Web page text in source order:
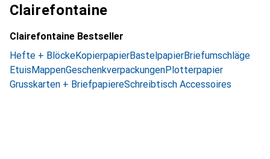
Clairefontaine
Clairefontaine Bestseller
Hefte + BlöckeKopierpapierBastelpapierBriefumschläge
EtuisMappenGeschenkverpackungenPlotterpapier
Grusskarten + BriefpapiereSchreibtisch Accessoires